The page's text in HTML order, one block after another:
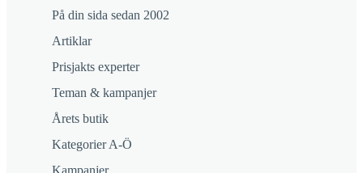
På din sida sedan 2002
Artiklar
Prisjakts experter
Teman & kampanjer
Årets butik
Kategorier A-Ö